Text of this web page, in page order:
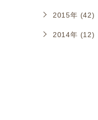
2015年 (42)
2014年 (12)